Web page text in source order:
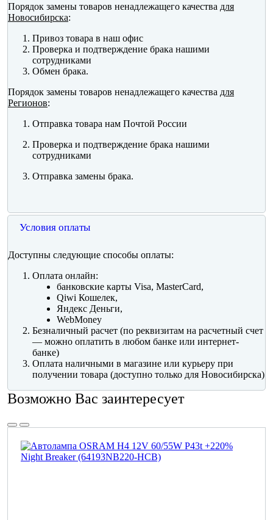
Порядок замены товаров ненадлежащего качества для
Новосибирска:
Привоз товара в наш офис
Проверка и подтверждение брака нашими
сотрудниками
Обмен брака.
Порядок замены товаров ненадлежащего качества для
Регионов:
Отправка товара нам Почтой России
Проверка и подтверждение брака нашими
сотрудниками
Отправка замены брака.
Условия оплаты
Доступны следующие способы оплаты:
Оплата онлайн:
банковские карты Visa, MasterCard,
Qiwi Кошелек,
Яндекс Деньги,
WebMoney
Безналичный расчет (по реквизитам на расчетный счет
— можно оплатить в любом банке или интернет-
банке)
Оплата наличными в магазине или курьеру при
получении товара (доступно только для Новосибирска)
Возможно Вас заинтересует